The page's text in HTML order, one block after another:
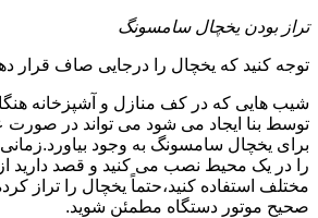
تراز بودن یخچال سامسونگ
توجه کنید که یخچال را درجایی صاف قرار
شیب هایی که در کف منازل و آشپزخانه
توسط بنا ایجاد می شود می تواند در صورت
برای یخچال سامسونگ به وجود
را در یک محیط نصب می کنید و قصد دارید
مختلف استفاده کنید،حتماً یخچال را تراز
صحیح موتور دستگاه مطمئن شوید.